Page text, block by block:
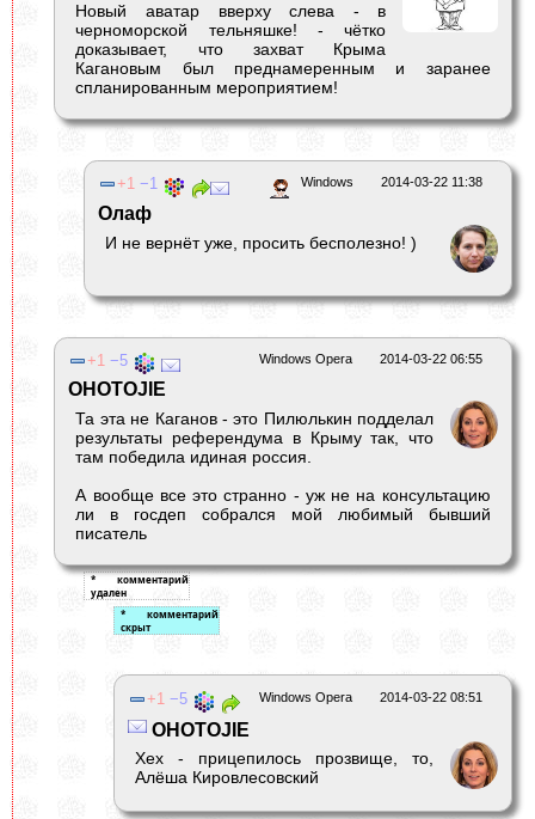
Новый аватар вверху слева - в
черноморской тельняшке! - чётко
доказывает, что захват Крыма
Кагановым был преднамеренным и заранее
спланированным мероприятием!
2014-03-22 11:38
Windows
1 1
Олаф
И не вернёт уже, просить бесполезно! )
2014-03-22 06:55
Windows Opera
1 5
OHOTOJIE
Та эта не Каганов - это Пилюлькин подделал
результаты референдума в Крыму так, что
там победила идиная россия.
А вообще все это странно - уж не на консультацию
ли в госдеп собрался мой любимый бывший
писатель
2014-03-22 08:51
Windows Opera
1 5
OHOTOJIE
Хех - прицепилось прозвище, то,
Алёша Кировлесовский